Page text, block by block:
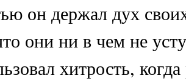
он держал дух
они ни в чем не
хитрость,